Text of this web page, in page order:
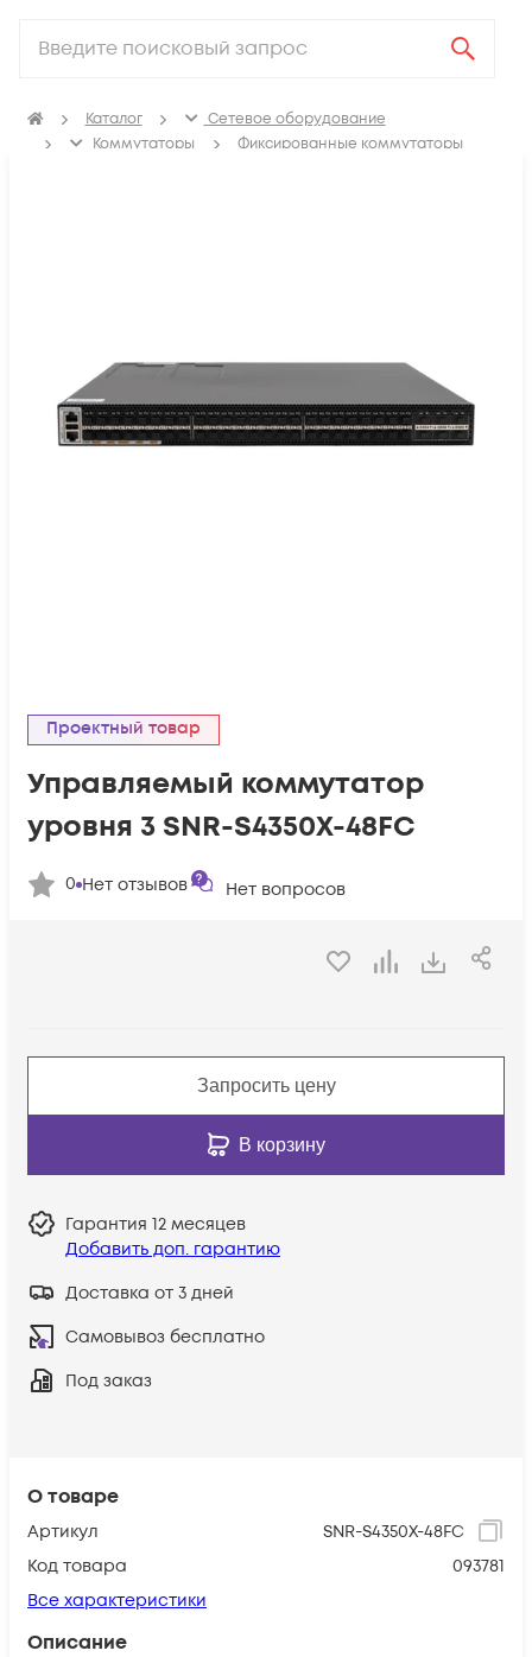
Каталог
Сетевое оборудование
Коммутаторы
Фиксированные коммутаторы
О товаре
Артикул
SNR-S4350X-48FC
Код товара
093781
Все характеристики
Описание
Проектный товар
Управляемый коммутатор
уровня 3 SNR-S4350X-48FC
0 Нет отзывов Нет вопросов
Запросить цену
В корзину
Гарантия 12 месяцев
Добавить доп. гарантию
Доставка от 3 дней
Самовывоз бесплатно
Под заказ